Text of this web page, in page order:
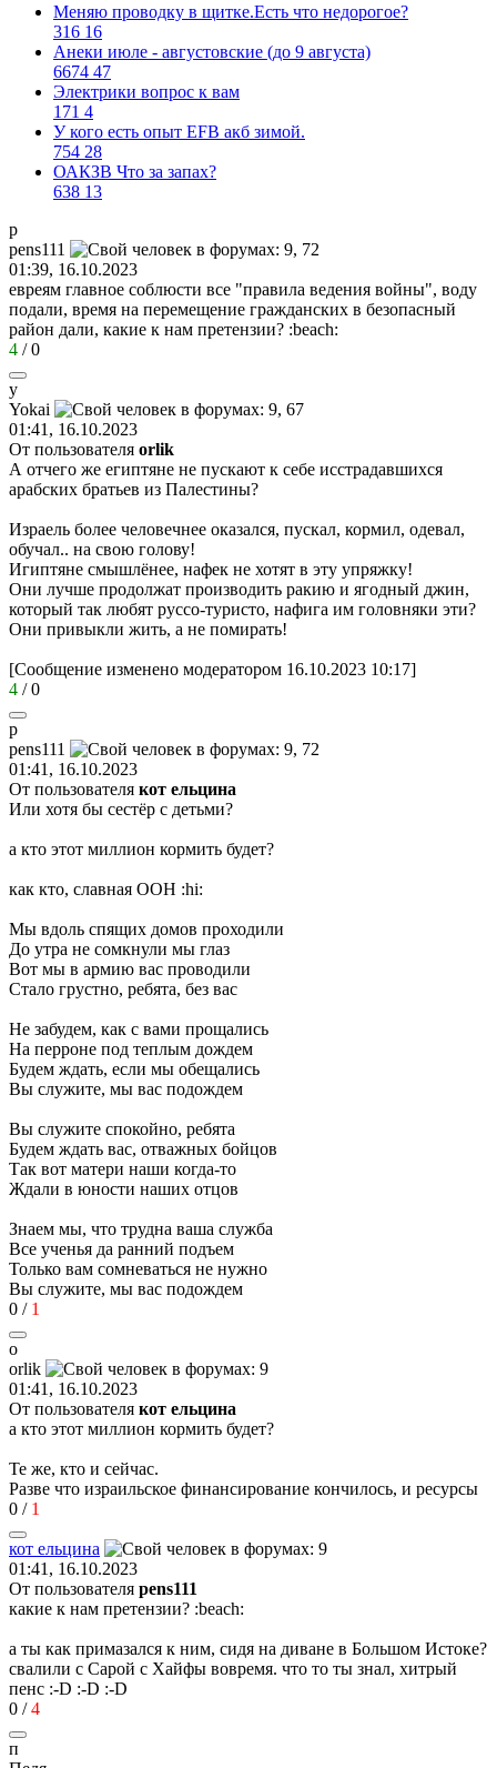
Меняю проводку в щитке.Есть что недорогое?
316 16
Анеки июле - августовские (до 9 августа)
6674 47
Электрики вопрос к вам
171 4
У кого есть опыт EFB акб зимой.
754 28
ОАКЗВ Что за запах?
638 13
p
pens111
01:39, 16.10.2023
евреям главное соблюсти все "правила ведения войны", воду
подали, время на перемещение гражданских в безопасный
район дали, какие к нам претензии? :beach:
4 /0
y
Yokai
01:41, 16.10.2023
От пользователя orlik
А отчего же египтяне не пускают к себе исстрадавшихся
арабских братьев из Палестины?
Израель более человечнее оказался, пускал, кормил, одевал,
обучал.. на свою голову!
Игиптяне смышлёнее, нафек не хотят в эту упряжку!
Они лучше продолжат производить ракию и ягодный джин,
который так любят руссо-туристо, нафига им головняки эти?
Они привыкли жить, а не помирать!
[Сообщение изменено модератором 16.10.2023 10:17]
4 /0
p
pens111
01:41, 16.10.2023
От пользователя кот ельцина
Или хотя бы сестёр с детьми?
а кто этот миллион кормить будет?
как кто, славная ООН :hi:
Мы вдоль спящих домов проходили
До утра не сомкнули мы глаз
Вот мы в армию вас проводили
Стало грустно, ребята, без вас
Не забудем, как с вами прощались
На перроне под теплым дождем
Будем ждать, если мы обещались
Вы служите, мы вас подождем
Вы служите спокойно, ребята
Будем ждать вас, отважных бойцов
Так вот матери наши когда-то
Ждали в юности наших отцов
Знаем мы, что трудна ваша служба
Все ученья да ранний подъем
Только вам сомневаться не нужно
Вы служите, мы вас подождем
0 / 1
o
orlik
01:41, 16.10.2023
От пользователя кот ельцина
а кто этот миллион кормить будет?
Те же, кто и сейчас.
Разве что израильское финансирование кончилось, и ресурсы
0 / 1
кот ельцина
01:41, 16.10.2023
От пользователя pens111
какие к нам претензии? :beach:
а ты как примазался к ним, сидя на диване в Большом Истоке?
свалили с Сарой с Хайфы вовремя. что то ты знал, хитрый
пенс :-D :-D :-D
0 /4
п